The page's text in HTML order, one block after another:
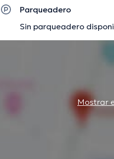
Español es el idioma principal
Parqueadero
Sin parqueadero
Mostrar